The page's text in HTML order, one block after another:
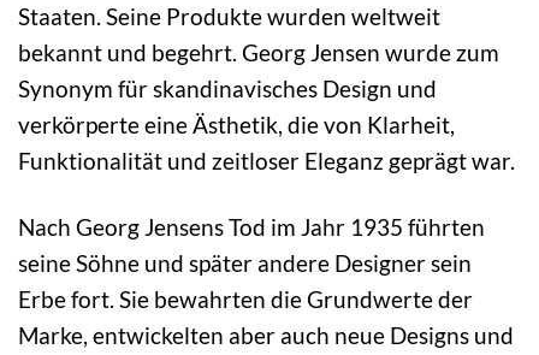
Staaten. Seine Produkte wurden weltweit
bekannt und begehrt. Georg Jensen wurde zum
Synonym für skandinavisches Design und
verkörperte eine Ästhetik, die von Klarheit,
Funktionalität und zeitloser Eleganz geprägt war.
Nach Georg Jensens Tod im Jahr 1935 führten
seine Söhne und später andere Designer sein
Erbe fort. Sie bewahrten die Grundwerte der
Marke, entwickelten aber auch neue Designs und